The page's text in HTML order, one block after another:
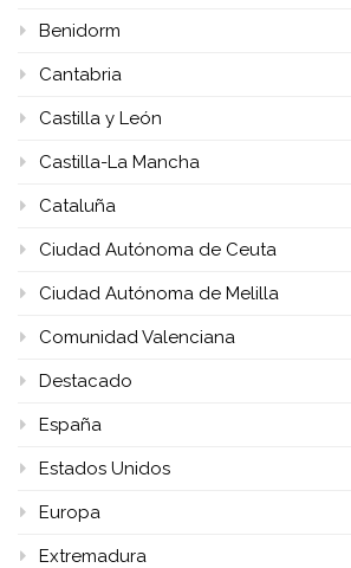
Benidorm
Cantabria
Castilla y León
Castilla-La Mancha
Cataluña
Ciudad Autónoma de Ceuta
Ciudad Autónoma de Melilla
Comunidad Valenciana
Destacado
España
Estados Unidos
Europa
Extremadura